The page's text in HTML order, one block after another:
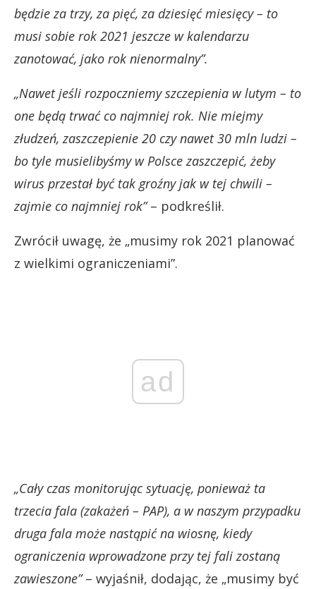
będzie za trzy, za pięć, za dziesięć miesięcy – to
musi sobie rok 2021 jeszcze w kalendarzu
zanotować, jako rok nienormalny”.
„Nawet jeśli rozpoczniemy szczepienia w lutym – to
one będą trwać co najmniej rok. Nie miejmy
złudzeń, zaszczepienie 20 czy nawet 30 mln ludzi –
bo tyle musielibyśmy w Polsce zaszczepić, żeby
wirus przestał być tak groźny jak w tej chwili –
zajmie co najmniej rok”– podkreślił.
Zwrócił uwagę, że „musimy rok 2021 planować
z wielkimi ograniczeniami”.
ad
„Cały czas monitorując sytuację, ponieważ ta
trzecia fala (zakażeń – PAP), a w naszym przypadku
druga fala może nastąpić na wiosnę, kiedy
ograniczenia wprowadzone przy tej fali zostaną
zawieszone”– wyjaśnił, dodając, że „musimy być